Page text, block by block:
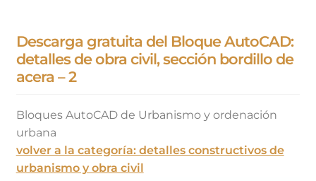
Descarga gratuita del Bloque AutoCAD:
detalles de obra civil, sección bordillo de
acera – 2
Bloques AutoCAD de Urbanismo y ordenación
urbana
volver a la categoría: detalles constructivos de
urbanismo y obra civil